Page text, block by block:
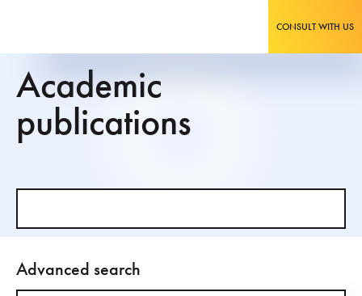
CONSULT WITH US
Academic
publications
Advanced search